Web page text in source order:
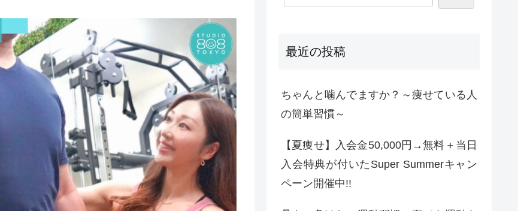
最近の投稿
ちゃんと噛んでますか？～痩せている人
の簡単習慣～
【夏痩せ】入会金50,000円→無料＋当日
入会特典が付いたSuper Summerキャン
ペーン開催中!!